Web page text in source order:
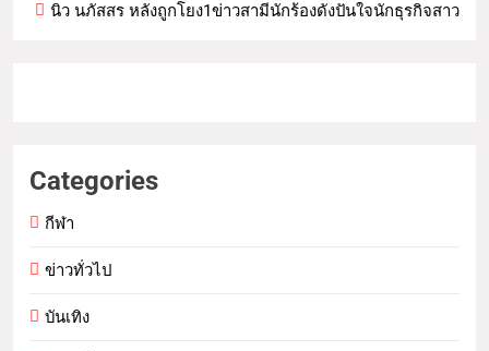
นิว นภัสสร หลังถูกโยง1ข่าวสามีนักร้องดังปันใจนักธุรกิจสาว
Categories
กีฬา
ข่าวทั่วไป
บันเทิง